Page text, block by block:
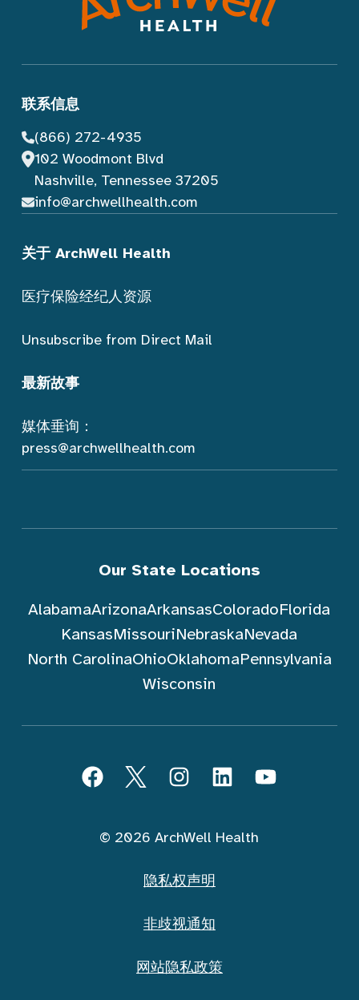
联系信息
(866) 272-4935
102 Woodmont Blvd
Nashville, Tennessee 37205
info@archwellhealth.com
关于 ArchWell Health
医疗保险经纪人资源
Unsubscribe from Direct Mail
最新故事
媒体垂询：
press@archwellhealth.com
Our State Locations
AlabamaArizonaArkansasColoradoFlorida
KansasMissouriNebraskaNevada
North CarolinaOhioOklahomaPennsylvania
Wisconsin
FacebookTwitterInstagramLinkedInYouTube
© 2026 ArchWell Health
隐私权声明
非歧视通知
网站隐私政策